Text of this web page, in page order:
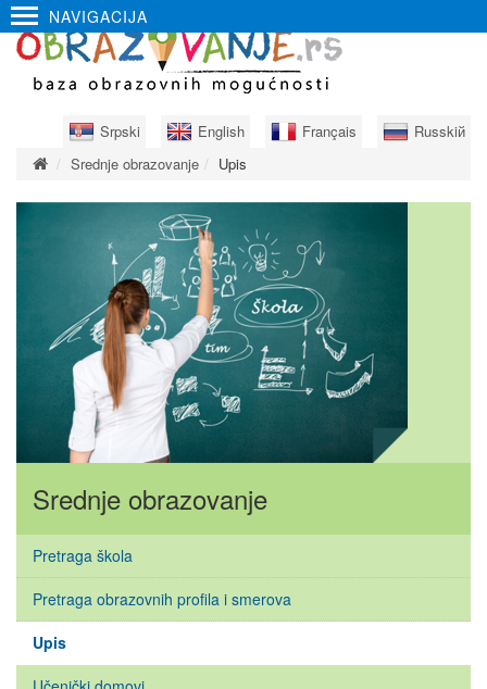
NAVIGACIJA
Srpski English Français
Russkiй
Srednje obrazovanje
Upis
Srednje obrazovanje
Pretraga škola
Pretraga obrazovnih profila i smerova
Upis